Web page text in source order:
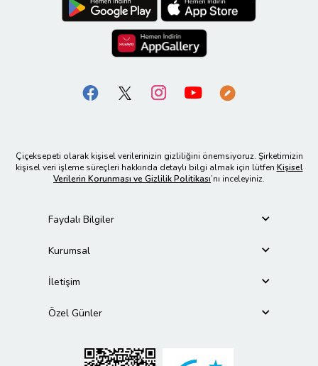
Çiçeksepeti olarak kişisel verilerinizin gizliliğini önemsiyoruz. Şirketimizin
kişisel veri işleme süreçleri hakkında detaylı bilgi almak için lütfen Kişisel
Verilerin Korunması ve Gizlilik Politikası’nı inceleyiniz.
Faydalı Bilgiler
Kurumsal
İletişim
Özel Günler